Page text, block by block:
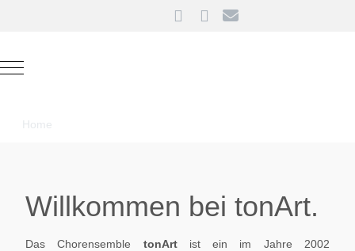
Mobile Menu Toggle
Home
Willkommen bei tonArt.
Das Chorensemble tonArt ist ein im Jahre 2002